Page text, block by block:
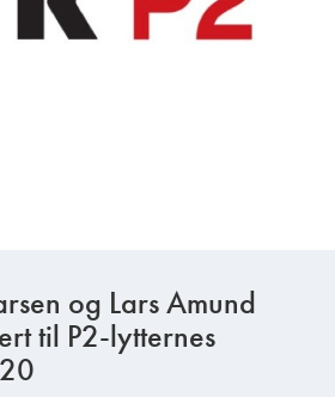
og Lars Amund
til P2-lytternes